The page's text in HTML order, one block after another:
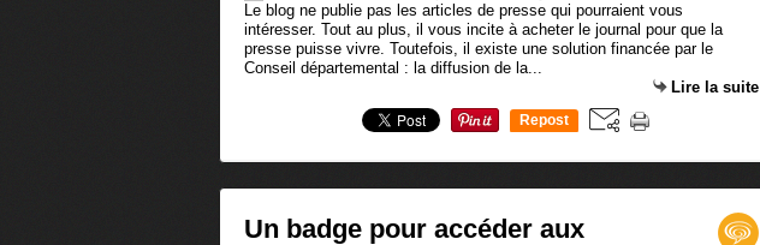
Le blog ne publie pas les articles de presse qui pourraient vous
intéresser. Tout au plus, il vous incite à acheter le journal pour que la
presse puisse vivre. Toutefois, il existe une solution financée par le
Conseil départemental : la diffusion de la...
Lire la suite
Repost
Un badge pour accéder aux